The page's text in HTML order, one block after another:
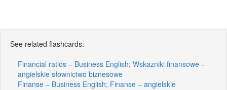
See related flashcards:
Financial ratios – Business English; Wskazniki finansowe –
angielskie słownictwo biznesowe
Finanse – Business English; Finanse – angielskie